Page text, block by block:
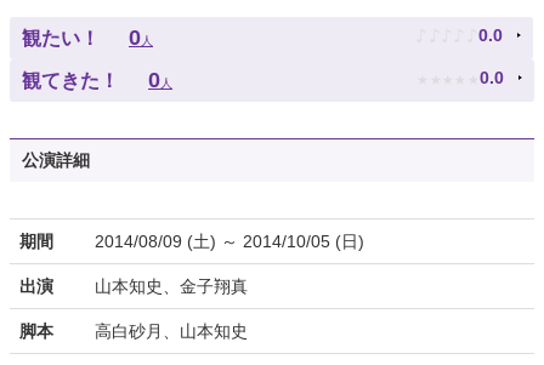
観たい！ 0 人 ♪ ♪ ♪ ♪ ♪ 0.0
観てきた！ 0 人 ★ ★ ★ ★ ★ 0.0
公演詳細
期間 2014/08/09 (土) ～ 2014/10/05 (日)
出演 山本知史、金子翔真
脚本 高白砂月、山本知史